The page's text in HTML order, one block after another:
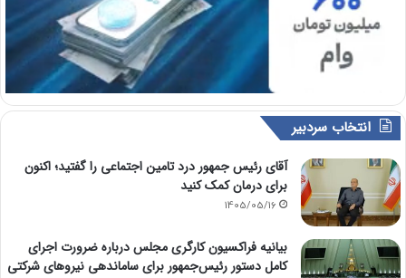
انتخاب سردبیر
آقای رئیس جمهور درد تامین اجتماعی را گفتید؛ اکنون
برای درمان کمک کنید
1405/05/16
بیانیه فراکسیون کارگری مجلس درباره ضرورت اجرای
کامل دستور رئیس‌جمهور برای ساماندهی نیروهای شرکتی